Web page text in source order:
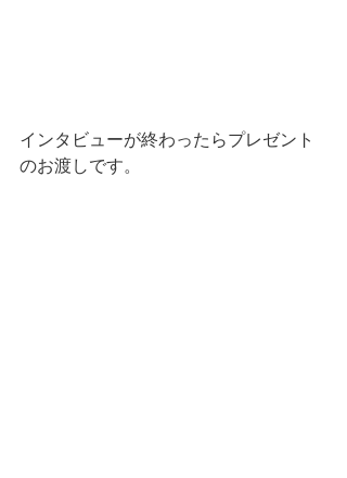
インタビューが終わったらプレゼント
のお渡しです。